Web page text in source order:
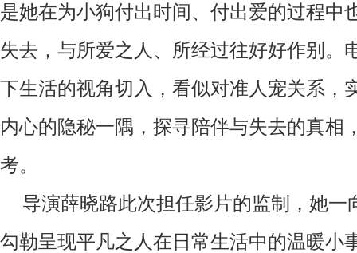
是她在为小狗付出时间、付出爱的过程中
失去，与所爱之人、所经过往好好作别。
下生活的视角切入，看似对准人宠关系，
内心的隐秘一隅，探寻陪伴与失去的真相
考。
导演薛晓路此次担任影片的监制，她一
勾勒呈现平凡之人在日常生活中的温暖小